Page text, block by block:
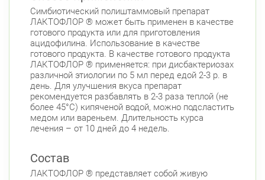
Симбиотический полиштаммовый препарат
ЛАКТОФЛОР ® может быть применен в качестве
готового продукта или для приготовления
ацидофилина. Использование в качестве
готового продукта. В качестве готового продукта
ЛАКТОФЛОР ® применяется: при дисбактериозах
различной этиологии по 5 мл перед едой 2-3 р. в
день. Для улучшения вкуса препарат
рекомендуется разбавлять в 2-3 раза теплой (не
более 45°С) кипяченой водой, можно подсластить
медом или вареньем. Длительность курса
лечения – от 10 дней до 4 недель.
Состав
ЛАКТОФЛОР ® представляет собой живую